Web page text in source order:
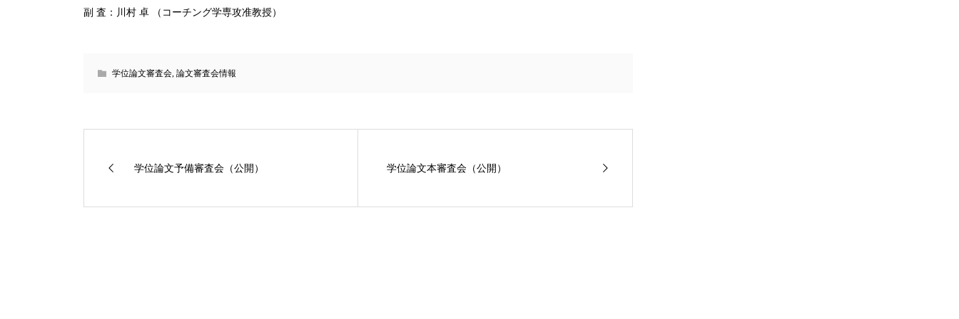
副 査：川村 卓 （コーチング学専攻准教授）
学位論文審査会, 論文審査会情報
学位論文予備審査会（公開） 学位論文本審査会（公開）